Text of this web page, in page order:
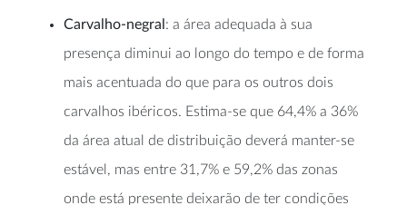
Carvalho-negral : a área adequada à sua
presença diminui ao longo do tempo e de forma
mais acentuada do que para os outros dois
carvalhos ibéricos. Estima-se que 64,4% a 36%
da área atual de distribuição deverá manter-se
estável, mas entre 31,7% e 59,2% das zonas
onde está presente deixarão de ter condições